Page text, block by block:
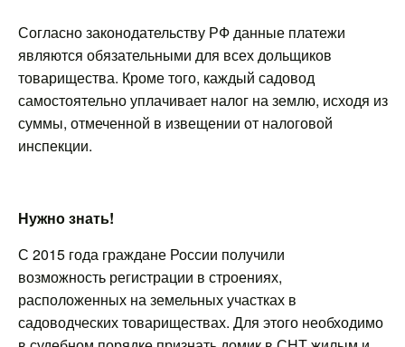
Согласно законодательству РФ данные платежи
являются обязательными для всех дольщиков
товарищества. Кроме того, каждый садовод
самостоятельно уплачивает налог на землю, исходя из
суммы, отмеченной в извещении от налоговой
инспекции.
Нужно знать!
С 2015 года граждане России получили
возможность регистрации в строениях,
расположенных на земельных участках в
садоводческих товариществах. Для этого необходимо